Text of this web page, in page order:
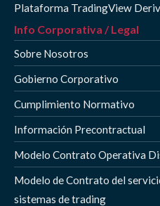
Plataforma TradingView
Info Corporativa / Legal
Sobre Nosotros
Gobierno Corporativo
Cumplimiento Normativo
Información Precontractual
Modelo Contrato Operativa
Modelo de Contrato del
sistemas de trading